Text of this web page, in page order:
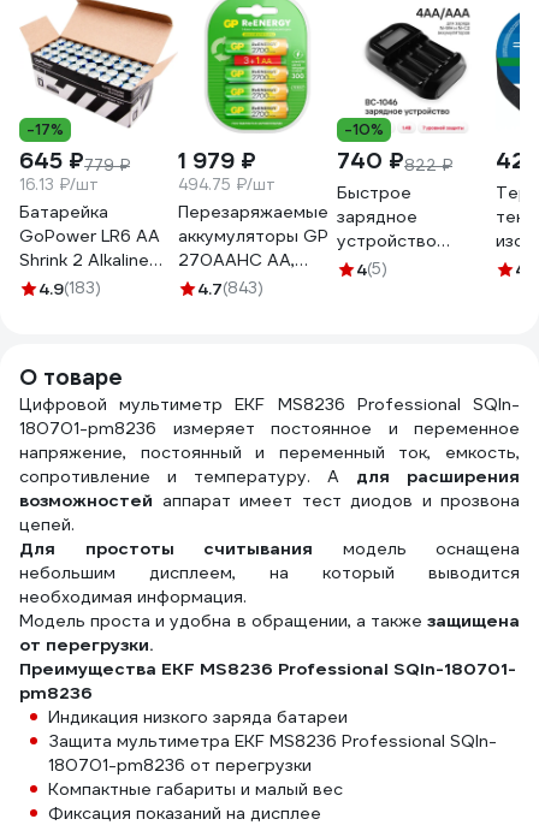
-17%
645 ₽779 ₽
16.13 ₽/шт
Батарейка
GoPower LR6 AA
Shrink 2 Alkaline
1.5V 00-
4.9(183)
1 979 ₽
494.75 ₽/шт
Перезаряжаемые
аккумуляторы GP
270AAHC AA,
емкость 2700
4.7(843)
-10%
740 ₽822 ₽
Быстрое
зарядное
устройство
Camelion BC-1046
4(5) 4.8
О товаре
Цифровой мультиметр EKF MS8236 Professional SQIn-
180701-pm8236 измеряет постоянное и переменное
напряжение, постоянный и переменный ток, емкость,
сопротивление и температуру. А для расширения
возможностей аппарат имеет тест диодов и прозвона
цепей.
Для простоты считывания модель оснащена
небольшим дисплеем, на который выводится
необходимая информация.
Модель проста и удобна в обращении, а также защищена
от перегрузки.
Преимущества EKF MS8236 Professional SQIn-180701-
pm8236
Индикация низкого заряда батареи
Защита мультиметра EKF MS8236 Professional SQIn-
180701-pm8236 от перегрузки
Компактные габариты и малый вес
Фиксация показаний на дисплее